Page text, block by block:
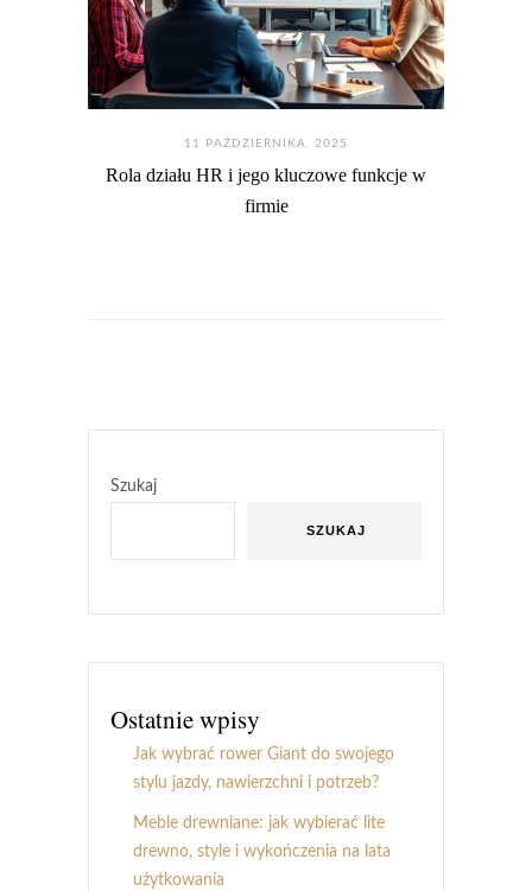
11 PAŹDZIERNIKA. 2025
Rola działu HR i jego kluczowe funkcje w
firmie
Szukaj
SZUKAJ
Ostatnie wpisy
Jak wybrać rower Giant do swojego
stylu jazdy, nawierzchni i potrzeb?
Meble drewniane: jak wybierać lite
drewno, style i wykończenia na lata
użytkowania